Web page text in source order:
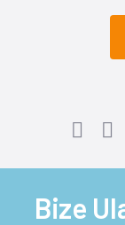
Bize